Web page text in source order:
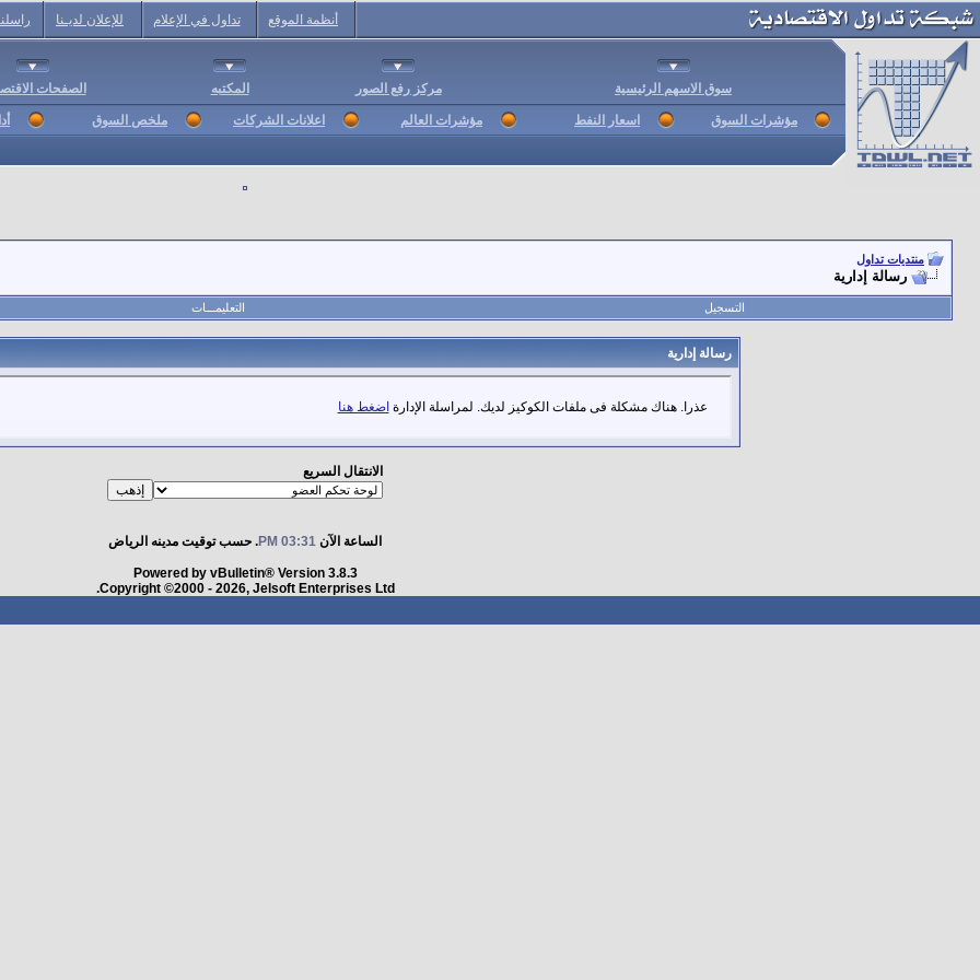
أنظمة الموقع تداول في الإعلام للإعلان لديـنا
سوق الاسهم الرئيسية مركز رفع الصور المكتبه الصفحات
مؤشرات السوق اسعار النفط مؤشرات العالم اعلانات الشركات ملخص السوق
منتديات تداول
رسالة إدارية
التسجيل التعليمـــات
رسالة إدارية
عذرا. هناك مشكلة فى ملفات الكوكيز لديك. لمراسلة الإدارة اضغط هنا
الانتقال السريع
الساعة الآن 03:31 PM . حسب توقيت مدينه الرياض
Powered by vBulletin® Version 3.8.3
Copyright ©2000 - 2026, Jelsoft Enterprises Ltd.